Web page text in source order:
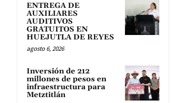
ENTREGA DE
AUXILIARES
AUDITIVOS
GRATUITOS EN
HUEJUTLA DE REYES
agosto 6, 2026
Inversión de 212
millones de pesos en
infraestructura para
Metztitlán